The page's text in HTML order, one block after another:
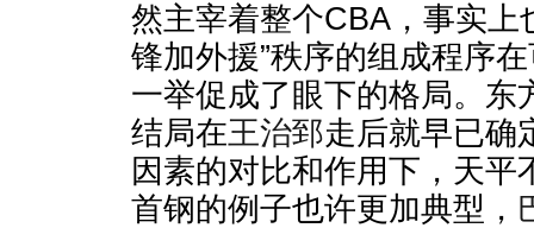
然主宰着整个CBA，事实上
锋加外援”秩序的组成程序
一举促成了眼下的格局。东
结局在王治郅走后就早已确
因素的对比和作用下，天平
首钢的例子也许更加典型，